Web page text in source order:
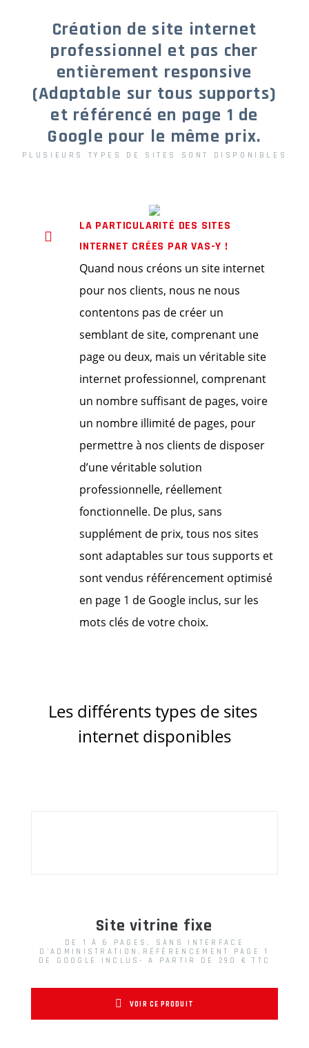
Création de site internet
professionnel et pas cher
entièrement responsive
(Adaptable sur tous supports)
et référencé en page 1 de
Google pour le même prix.
PLUSIEURS TYPES DE SITES SONT DISPONIBLES
LA PARTICULARITÉ DES SITES
INTERNET CRÉES PAR VAS-Y !
Quand nous créons un site internet
pour nos clients, nous ne nous
contentons pas de créer un
semblant de site, comprenant une
page ou deux, mais un véritable site
internet professionnel, comprenant
un nombre suffisant de pages, voire
un nombre illimité de pages, pour
permettre à nos clients de disposer
d’une véritable solution
professionnelle, réellement
fonctionnelle. De plus, sans
supplément de prix, tous nos sites
sont adaptables sur tous supports et
sont vendus référencement optimisé
en page 1 de Google inclus, sur les
mots clés de votre choix.
Les différents types de sites
internet disponibles
Site vitrine fixe
DE 1 À 6 PAGES, SANS INTERFACE
D'ADMINISTRATION.RÉFÉRENCEMENT PAGE 1
DE GOOGLE INCLUS- A PARTIR DE 290 € TTC
VOIR CE PRODUIT